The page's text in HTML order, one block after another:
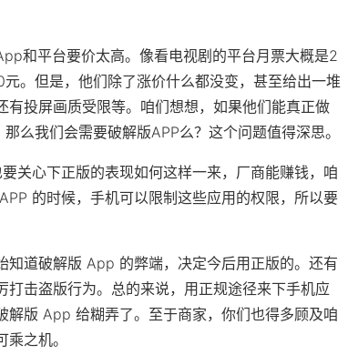
和平台要价太高。像看电视剧的平台月票大概是2
。但是，他们除了涨价什么都没变，甚至给出一堆
投屏画质受限等。咱们想想，如果他们能真正做
么我们会需要破解版APP么？这个问题值得深思。
关心下正版的表现如何这样一来，厂商能赚钱，咱
的时候，手机可以限制这些应用的权限，所以要
道破解版 App 的弊端，决定今后用正版的。还有
击盗版行为。总的来说，用正规途径来下手机应
解版 App 给糊弄了。至于商家，你们也得多顾及咱
之机。